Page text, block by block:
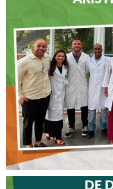
CREFITO-
DO